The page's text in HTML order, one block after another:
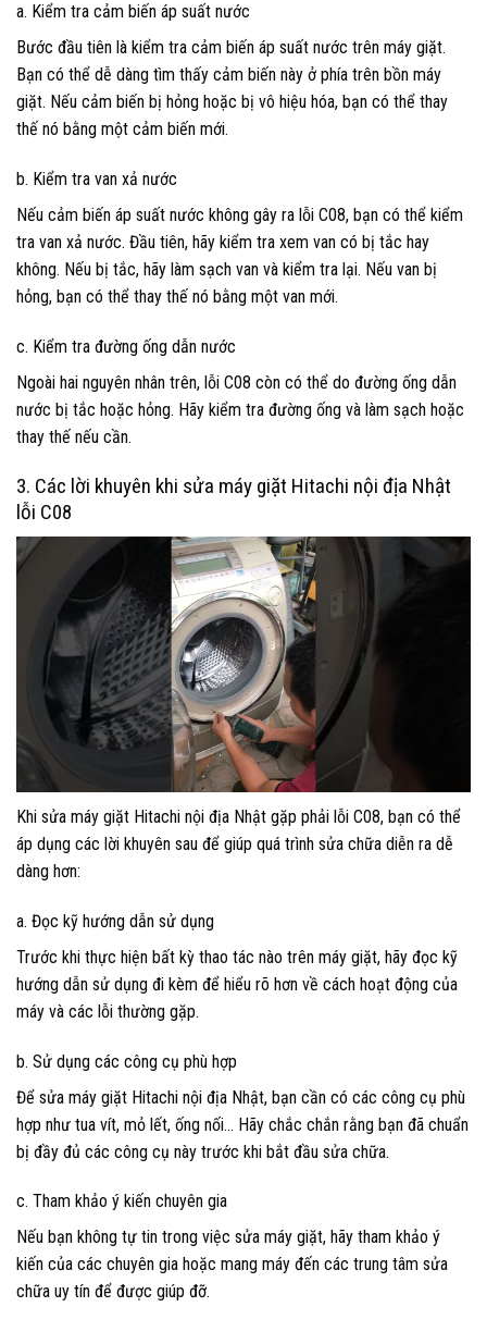
a. Kiểm tra cảm biến áp suất nước
Bước đầu tiên là kiểm tra cảm biến áp suất nước trên máy giặt.
Bạn có thể dễ dàng tìm thấy cảm biến này ở phía trên bồn máy
giặt. Nếu cảm biến bị hỏng hoặc bị vô hiệu hóa, bạn có thể thay
thế nó bằng một cảm biến mới.
b. Kiểm tra van xả nước
Nếu cảm biến áp suất nước không gây ra lỗi C08, bạn có thể kiểm
tra van xả nước. Đầu tiên, hãy kiểm tra xem van có bị tắc hay
không. Nếu bị tắc, hãy làm sạch van và kiểm tra lại. Nếu van bị
hỏng, bạn có thể thay thế nó bằng một van mới.
c. Kiểm tra đường ống dẫn nước
Ngoài hai nguyên nhân trên, lỗi C08 còn có thể do đường ống dẫn
nước bị tắc hoặc hỏng. Hãy kiểm tra đường ống và làm sạch hoặc
thay thế nếu cần.
3. Các lời khuyên khi sửa máy giặt Hitachi nội địa Nhật
lỗi C08
Khi sửa máy giặt Hitachi nội địa Nhật gặp phải lỗi C08, bạn có thể
áp dụng các lời khuyên sau để giúp quá trình sửa chữa diễn ra dễ
dàng hơn:
a. Đọc kỹ hướng dẫn sử dụng
Trước khi thực hiện bất kỳ thao tác nào trên máy giặt, hãy đọc kỹ
hướng dẫn sử dụng đi kèm để hiểu rõ hơn về cách hoạt động của
máy và các lỗi thường gặp.
b. Sử dụng các công cụ phù hợp
Để sửa máy giặt Hitachi nội địa Nhật, bạn cần có các công cụ phù
hợp như tua vít, mỏ lết, ống nối… Hãy chắc chắn rằng bạn đã chuẩn
bị đầy đủ các công cụ này trước khi bắt đầu sửa chữa.
c. Tham khảo ý kiến chuyên gia
Nếu bạn không tự tin trong việc sửa máy giặt, hãy tham khảo ý
kiến của các chuyên gia hoặc mang máy đến các trung tâm sửa
chữa uy tín để được giúp đỡ.